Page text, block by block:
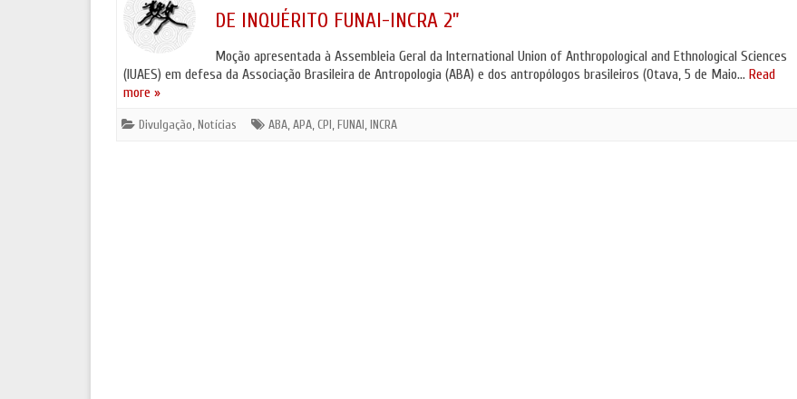
DE INQUÉRITO FUNAI-INCRA 2”
Moção apresentada à Assembleia Geral da International Union of Anthropological and Ethnological Sciences
(IUAES) em defesa da Associação Brasileira de Antropologia (ABA) e dos antropólogos brasileiros (Otava, 5 de Maio… Read
more »
Divulgação,Notícias ABA,APA,CPI,FUNAI,INCRA